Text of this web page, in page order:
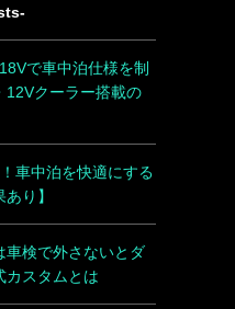
で車中泊仕様を制
12Vクーラー搭載の
車中泊を快適にする
り】
車検で外さないとダ
カスタムとは